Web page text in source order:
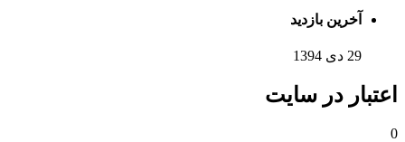
آخرین بازدید
29 دی 1394
اعتبار در سایت
0